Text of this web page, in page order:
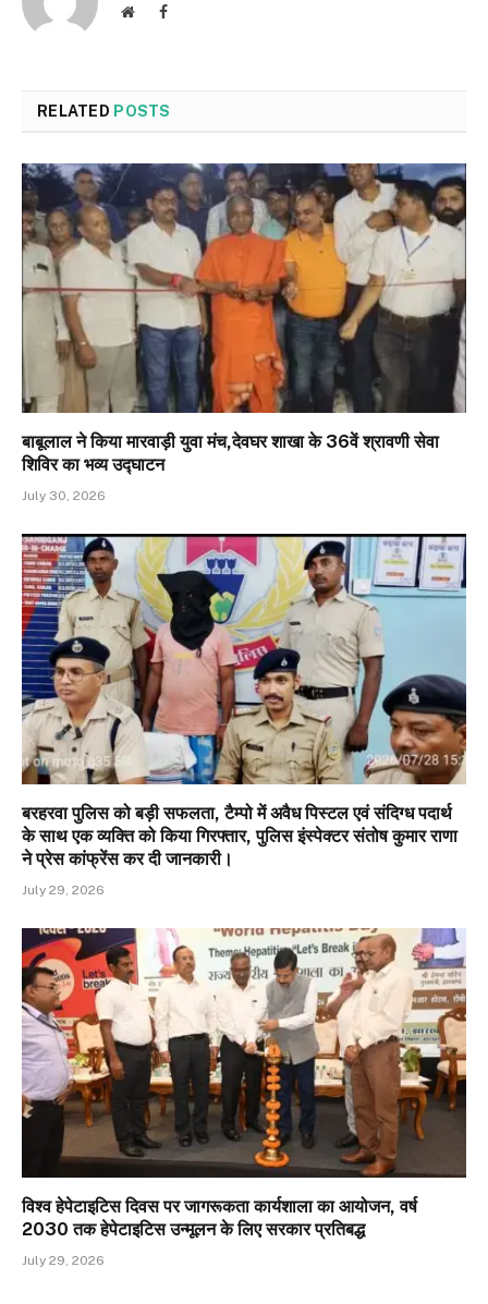
WebsiteFacebook
RELATED POSTS
बाबूलाल ने किया मारवाड़ी युवा मंच,देवघर शाखा के 36वें श्रावणी सेवा
शिविर का भव्य उद्घाटन
July 30, 2026
बरहरवा पुलिस को बड़ी सफलता, टैम्पो में अवैध पिस्टल एवं संदिग्ध पदार्थ
के साथ एक व्यक्ति को किया गिरफ्तार, पुलिस इंस्पेक्टर संतोष कुमार राणा
ने प्रेस कांफ्रेंस कर दी जानकारी।
July 29, 2026
विश्व हेपेटाइटिस दिवस पर जागरूकता कार्यशाला का आयोजन, वर्ष
2030 तक हेपेटाइटिस उन्मूलन के लिए सरकार प्रतिबद्ध
July 29, 2026